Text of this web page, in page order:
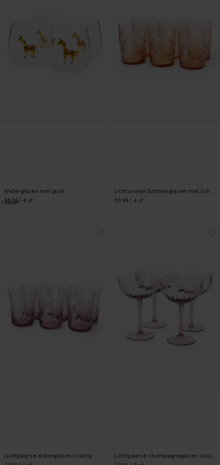
Waterglazen met giraf
35.96/ 4 st.
1 kleur
Lichtoranje tumblerglazen met schelpen
53.94/ 6 st.
Lichtpaarse waterglazen scallop
Lichtpaarse champagneglazen scallop